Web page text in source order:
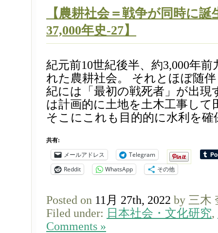
【農耕社会＝戦争が同時に誕
37,000年史-27】
紀元前10世紀後半、約3,000年
れた農耕社会。 それとほぼ随
紀には「最初の戦死者」が出現
は計画的に土地を土木工事して
そこにこれも目的的に水利を
共有:
メールアドレス
Telegram
Reddit
WhatsApp その他
Posted on 11月 27th, 2022 by 三木
Filed under: 日本社会・文化研究,
Comments »